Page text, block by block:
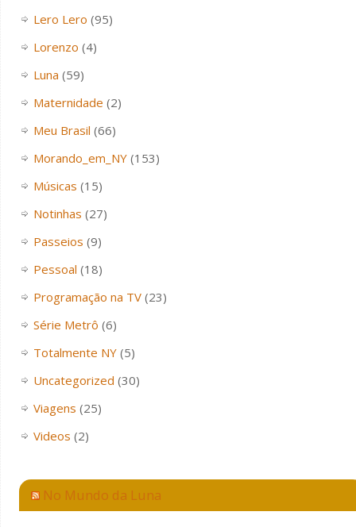
Lero Lero (95)
Lorenzo (4)
Luna (59)
Maternidade (2)
Meu Brasil (66)
Morando_em_NY(153)
Músicas (15)
Notinhas (27)
Passeios (9)
Pessoal (18)
Programação na TV(23)
Série Metrô (6)
Totalmente NY(5)
Uncategorized (30)
Viagens (25)
Videos (2)
No Mundo da Luna